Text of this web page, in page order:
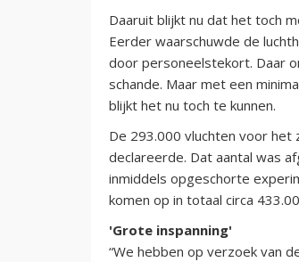
Daaruit blijkt nu dat het toch
Eerder waarschuwde de
door personeelstekort. Daar
schande. Maar met een
blijkt het nu toch te kunnen.
De 293.000 vluchten voor het
declareerde. Dat aantal was
inmiddels opgeschorte
komen op in totaal circa
'Grote inspanning'
“We hebben op verzoek van